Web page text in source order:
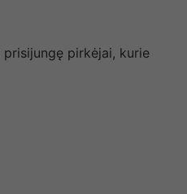
pirkėjai, kurie